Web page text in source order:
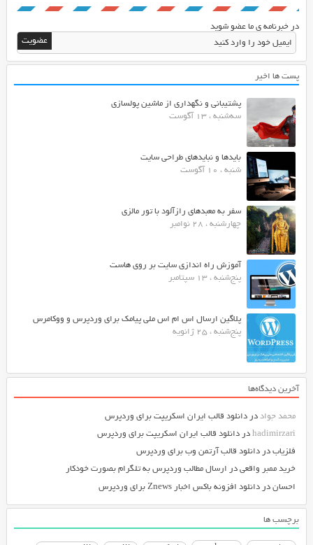
در خبرنامه ی ما عضو شوید
پست ها اخیر
پشتیبانی و نگهداری از ماشین پولسازی
سه‌شنبه ، 13 آگوست
بایدها و نبایدهای طراحی سایت
شنبه ، 10 آگوست
سفر به معبدهای رازآلود با تور مالزی
چهارشنبه ، 28 نوامبر
آموزش راه اندازی سایت بر روی هاست
پنج‌شنبه ، 13 سپتامبر
پلاگین ارسال اس ام اس ملی پیامک برای وردپرس و ووکامرس
پنج‌شنبه ، 25 ژانویه
آخرین دیدگاه‌ها
محمد جواددر دانلود قالب ایران اسکریپت برای وردپرس
hadimirzariدر دانلود قالب ایران اسکریپت برای وردپرس
فلزیابدر دانلود قالب آرتمن وب برای وردپرس
خرید ممبر واقعیدر ارسال مطالب وردپرس به تلگرام بصورت خودکار
احساندر دانلود افزونه باکس اخبار Znews برای وردپرس
برچسب ها